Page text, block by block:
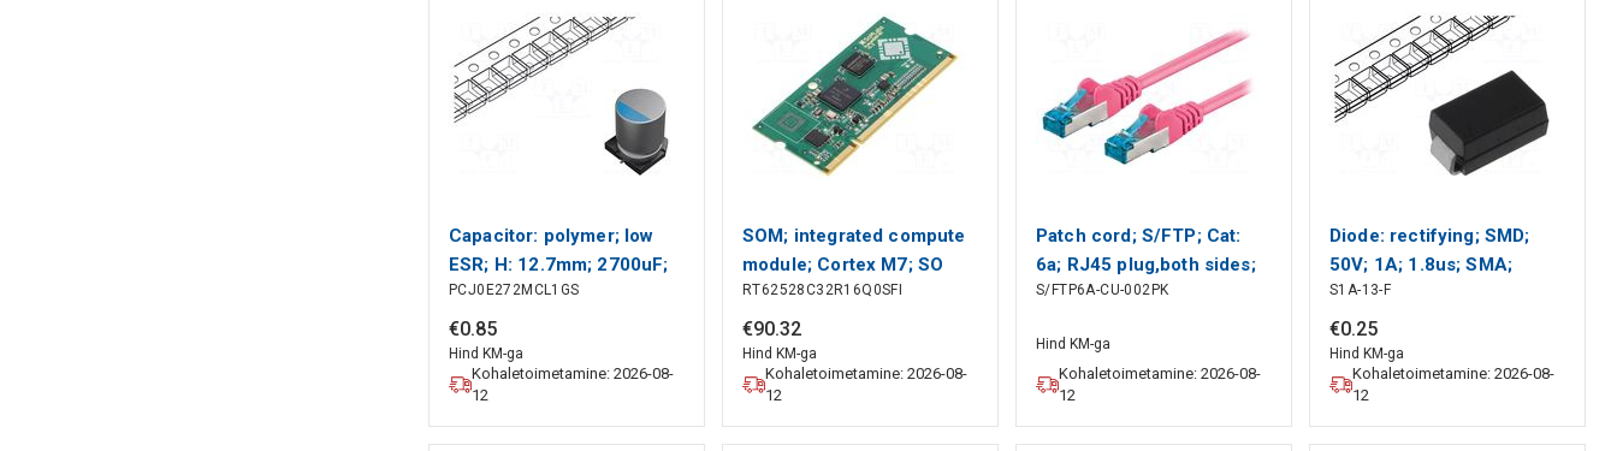
Capacitor: polymer; low
ESR; H: 12.7mm; 2700uF;
2.5VDC; SMD; ESR: 9mΩ
NICHICON
PCJ0E272MCL1GS
€0.85
Hind KM-ga
Kohaletoimetamine: 2026-08-
12
SOM; integrated compute
module; Cortex M7; SO
DIMM 200; 5VDC
SOMLABS
RT62528C32R16Q0SFI
€90.32
Hind KM-ga
Kohaletoimetamine: 2026-08-
12
Patch cord; S/FTP; Cat:
6a; RJ45 plug,both sides;
stranded; Cu GOOBAY
S/FTP6A-CU-002PK
Hind KM-ga
Kohaletoimetamine: 2026-08-
12
Diode: rectifying; SMD;
50V; 1A; 1.8us; SMA;
Ufmax: 1.1V; Ifsm: 30A
DIODES INCORPORATED
S1A-13-F
€0.25
Hind KM-ga
Kohaletoimetamine: 2026-08-
12